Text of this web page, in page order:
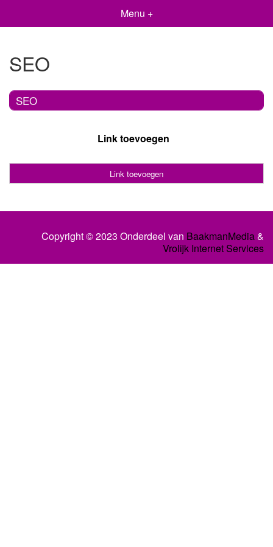
Menu +
SEO
SEO
Link toevoegen
Link toevoegen
Copyright © 2023 Onderdeel van BaakmanMedia&
Vrolijk Internet Services